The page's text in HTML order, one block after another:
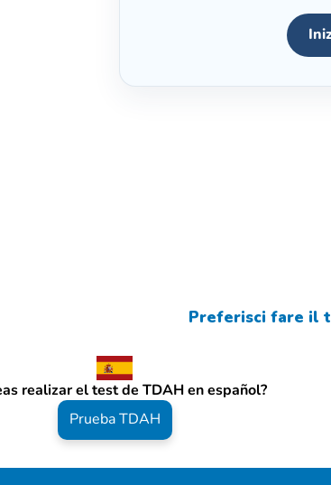
Preferisci fare il
realizar el test de TDAH en español?
Prueba TDAH